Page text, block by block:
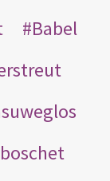
Babel